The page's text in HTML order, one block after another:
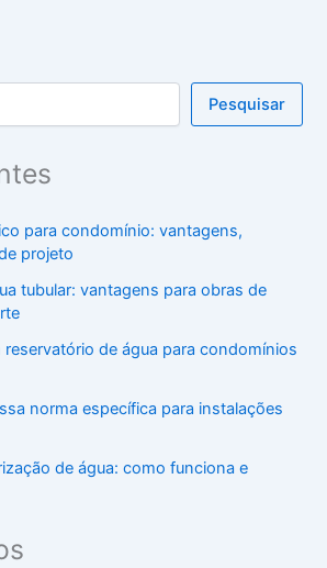
Pesquisar
para condomínio: vantagens,
projeto
tubular: vantagens para obras de
de água para condomínios
norma específica para instalações
de água: como funciona e